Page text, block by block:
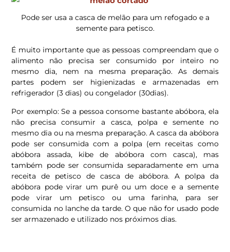
Pode ser usa a casca de melão para um refogado e a
semente para petisco.
É muito importante que as pessoas compreendam que o
alimento não precisa ser consumido por inteiro no
mesmo dia, nem na mesma preparação. As demais
partes podem ser higienizadas e armazenadas em
refrigerador (3 dias) ou congelador (30dias).
Por exemplo: Se a pessoa consome bastante abóbora, ela
não precisa consumir a casca, polpa e semente no
mesmo dia ou na mesma preparação. A casca da abóbora
pode ser consumida com a polpa (em receitas como
abóbora assada, kibe de abóbora com casca), mas
também pode ser consumida separadamente em uma
receita de petisco de casca de abóbora. A polpa da
abóbora pode virar um purê ou um doce e a semente
pode virar um petisco ou uma farinha, para ser
consumida no lanche da tarde. O que não for usado pode
ser armazenado e utilizado nos próximos dias.